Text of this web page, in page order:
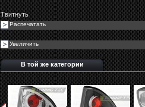
Твитнуть
Распечатать
Увеличить
В той же категории